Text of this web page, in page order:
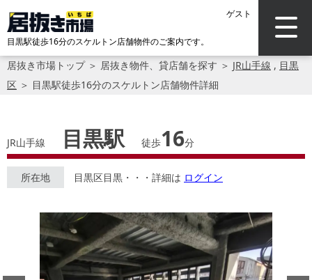
ゲスト
目黒駅徒歩16分のスケルトン店舗物件のご案内です。
居抜き市場トップ＞ 居抜き物件、貸店舗を探す ＞ JR山手線 , 目黒
区 ＞ 目黒駅徒歩16分のスケルトン店舗物件詳細
JR山手線 目黒駅 徒歩16分
所在地 目黒区目黒・・・詳細は ログイン